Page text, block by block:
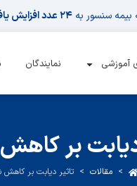
سنسور به ۲۴ عدد افزایش یافت
آموزشی نمایندگان
دیابت بر
>مقالات >تاثیر دیابت بر کاهش